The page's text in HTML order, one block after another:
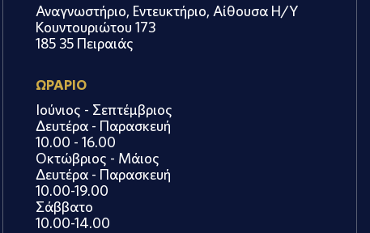
Αναγνωστήριο, Εντευκτήριο, Αίθουσα Η/Υ
Κουντουριώτου 173
185 35 Πειραιάς
ΩΡΑΡΙΟ
Ιούνιος - Σεπτέμβριος
Δευτέρα - Παρασκευή
10.00 - 16.00
Οκτώβριος - Μάιος
Δευτέρα - Παρασκευή
10.00-19.00
Σάββατο
10.00-14.00